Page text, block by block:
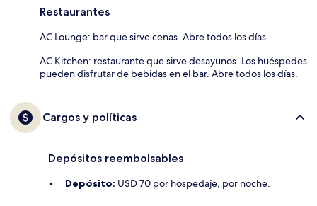
Restaurantes
AC Lounge: bar que sirve cenas. Abre todos los días.
AC Kitchen: restaurante que sirve desayunos. Los huéspedes
pueden disfrutar de bebidas en el bar. Abre todos los días.
Cargos y políticas
Depósitos reembolsables
Depósito: USD 70 por hospedaje, por noche.